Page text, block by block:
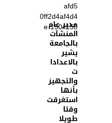
مدير عام
المنشآت
بالجامعة
يشير
بالاعدادا
ت
والتجهيز
بأنها
استغرقت
وقتا
طويلا